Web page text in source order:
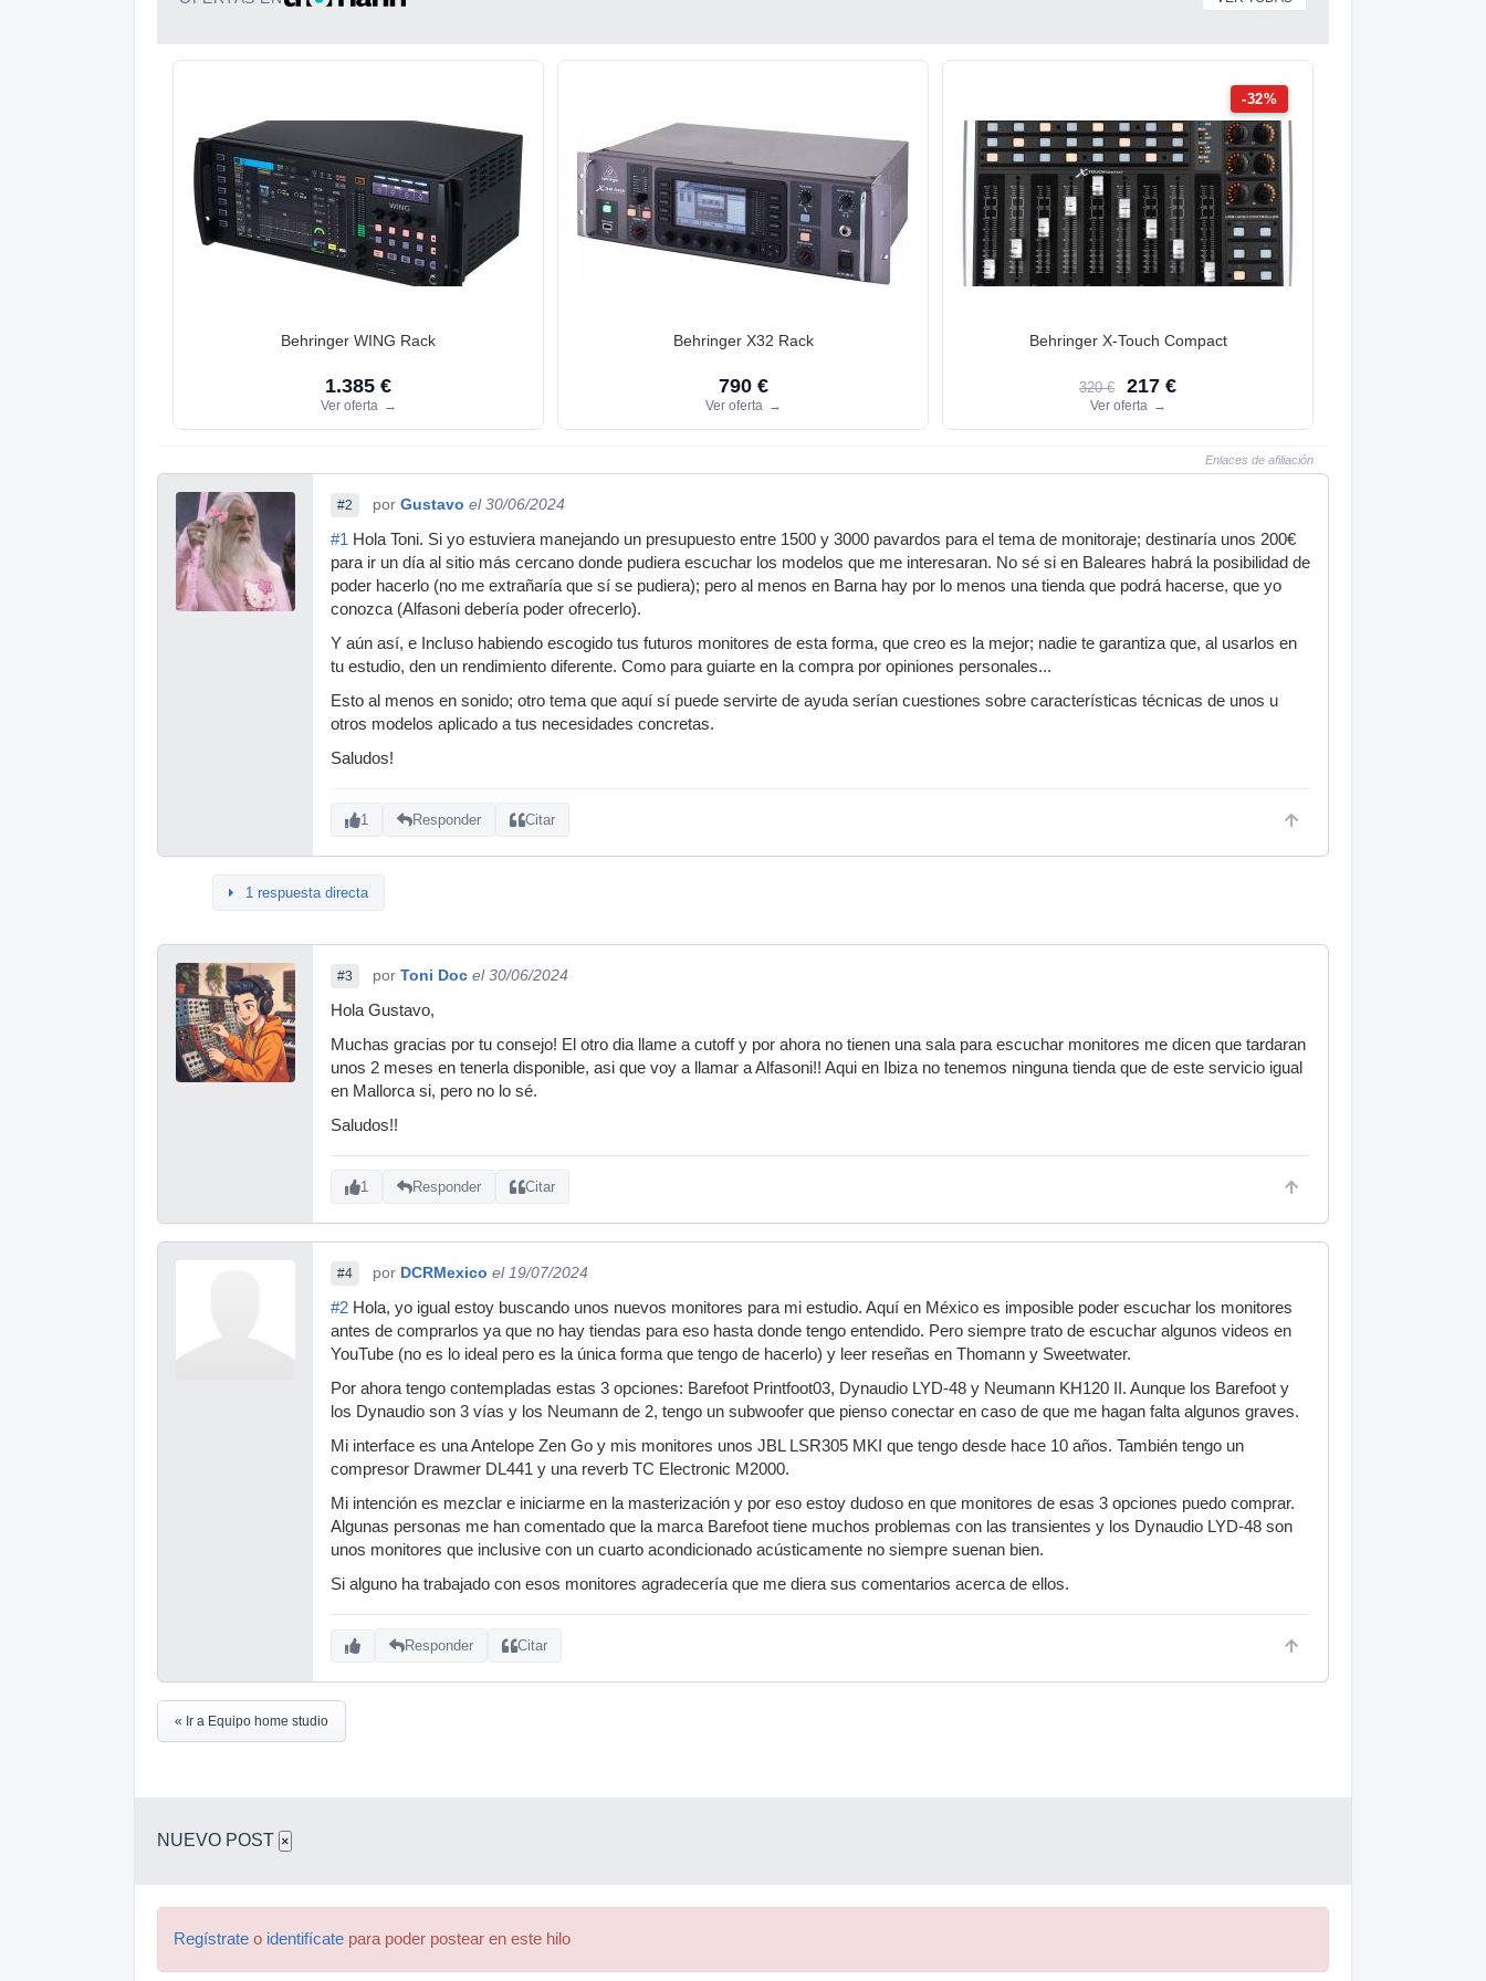
Behringer WING Rack
1.385 €
Ver oferta →
Behringer X32 Rack
790 €
Ver oferta →
-32%
Behringer X-Touch Compact
320 € 217 €
Ver oferta →
Enlaces de afiliación
#2 por Gustavo el 30/06/2024
#1 Hola Toni. Si yo estuviera manejando un presupuesto entre 1500 y 3000 pavardos para el tema de monitoraje; destinaría unos 200€
para ir un día al sitio más cercano donde pudiera escuchar los modelos que me interesaran. No sé si en Baleares habrá la posibilidad de
poder hacerlo (no me extrañaría que sí se pudiera); pero al menos en Barna hay por lo menos una tienda que podrá hacerse, que yo
conozca (Alfasoni debería poder ofrecerlo).
Y aún así, e Incluso habiendo escogido tus futuros monitores de esta forma, que creo es la mejor; nadie te garantiza que, al usarlos en
tu estudio, den un rendimiento diferente. Como para guiarte en la compra por opiniones personales...
Esto al menos en sonido; otro tema que aquí sí puede servirte de ayuda serían cuestiones sobre características técnicas de unos u
otros modelos aplicado a tus necesidades concretas.
Saludos!
1 Responder Citar
1 respuesta directa
#3 por Toni Doc el 30/06/2024
Hola Gustavo,
Muchas gracias por tu consejo! El otro dia llame a cutoff y por ahora no tienen una sala para escuchar monitores me dicen que tardaran
unos 2 meses en tenerla disponible, asi que voy a llamar a Alfasoni!! Aqui en Ibiza no tenemos ninguna tienda que de este servicio igual
en Mallorca si, pero no lo sé.
Saludos!!
1 Responder Citar
#4 por DCRMexico el 19/07/2024
#2 Hola, yo igual estoy buscando unos nuevos monitores para mi estudio. Aquí en México es imposible poder escuchar los monitores
antes de comprarlos ya que no hay tiendas para eso hasta donde tengo entendido. Pero siempre trato de escuchar algunos videos en
YouTube (no es lo ideal pero es la única forma que tengo de hacerlo) y leer reseñas en Thomann y Sweetwater.
Por ahora tengo contempladas estas 3 opciones: Barefoot Printfoot03, Dynaudio LYD-48 y Neumann KH120 II. Aunque los Barefoot y
los Dynaudio son 3 vías y los Neumann de 2, tengo un subwoofer que pienso conectar en caso de que me hagan falta algunos graves.
Mi interface es una Antelope Zen Go y mis monitores unos JBL LSR305 MKI que tengo desde hace 10 años. También tengo un
compresor Drawmer DL441 y una reverb TC Electronic M2000.
Mi intención es mezclar e iniciarme en la masterización y por eso estoy dudoso en que monitores de esas 3 opciones puedo comprar.
Algunas personas me han comentado que la marca Barefoot tiene muchos problemas con las transientes y los Dynaudio LYD-48 son
unos monitores que inclusive con un cuarto acondicionado acústicamente no siempre suenan bien.
Si alguno ha trabajado con esos monitores agradecería que me diera sus comentarios acerca de ellos.
Responder Citar
« Ir a Equipo home studio
NUEVO POST ×
Regístrate o identifícate para poder postear en este hilo